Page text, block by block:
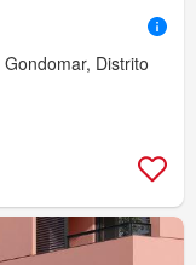
Distrito